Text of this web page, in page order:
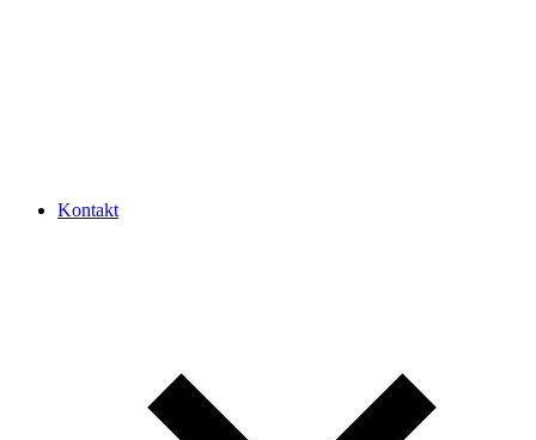
Kontakt